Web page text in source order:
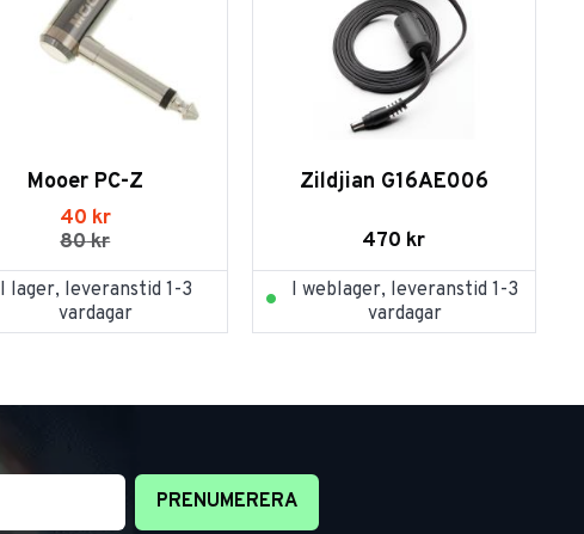
Mooer PC-Z
40 kr
80kr
I lager, leveranstid 1-3
vardagar
Zildjian G16AE006
470 kr
I weblager, leveranstid 1-3
vardagar
PRENUMERERA